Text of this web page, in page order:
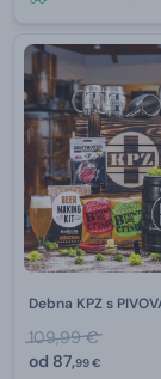
Debna KPZ s
109,99 €
od 87,99 €